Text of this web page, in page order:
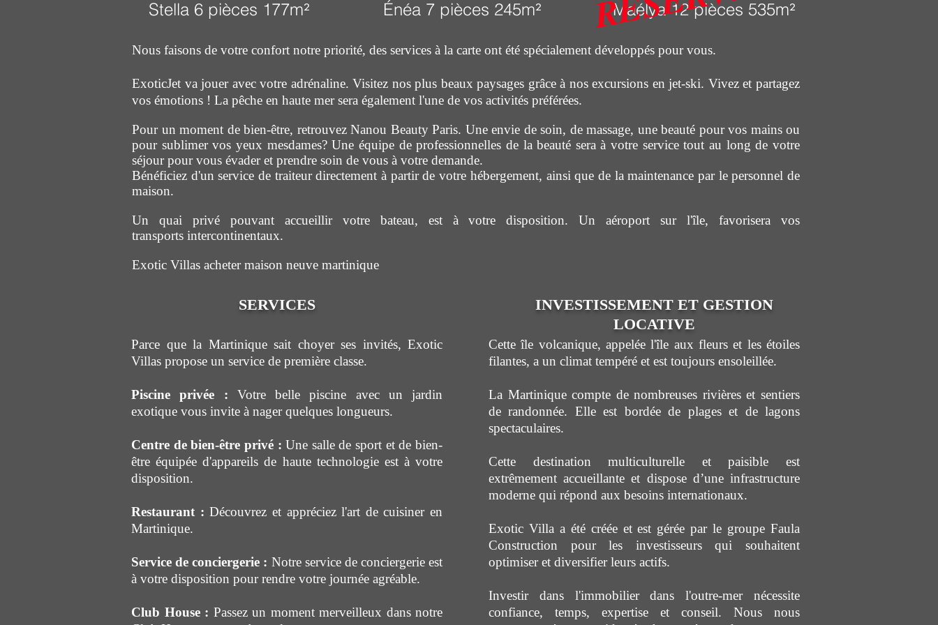
Stella 6 pièces 177m² Énéa 7 pièces 245m² Maélya 12 pièces 535m²
Nous faisons de votre confort notre priorité, des services à la carte ont été spécialement développés pour vous.
ExoticJet va jouer avec votre adrénaline. Visitez nos plus beaux paysages grâce à nos excursions en jet-ski. Vivez et partagez
vos émotions ! La pêche en haute mer sera également l'une de vos activités préférées.
Pour un moment de bien-être, retrouvez Nanou Beauty Paris. Une envie de soin, de massage, une beauté pour vos mains ou
pour sublimer vos yeux mesdames? Une équipe de professionnelles de la beauté sera à votre service tout au long de votre
séjour pour vous évader et prendre soin de vous à votre demande.
Bénéficiez d'un service de traiteur directement à partir de votre hébergement, ainsi que de la maintenance par le personnel de
maison.
Un quai privé pouvant accueillir votre bateau, est à votre disposition. Un aéroport sur l'île, favorisera vos
transports intercontinentaux.
Exotic Villas acheter maison neuve martinique
SERVICES
Parce que la Martinique sait choyer ses invités, Exotic
Villas propose un service de première classe.
Piscine privée : Votre belle piscine avec un jardin
exotique vous invite à nager quelques longueurs.
Centre de bien-être privé : Une salle de sport et de bien-
être équipée d'appareils de haute technologie est à votre
disposition.
Restaurant : Découvrez et appréciez l'art de cuisiner en
Martinique.
Service de conciergerie : Notre service de conciergerie est
à votre disposition pour rendre votre journée agréable.
Club House : Passez un moment merveilleux dans notre
Cette île volcanique, appelée l'île aux fleurs et les étoiles
filantes, a un climat tempéré et est toujours ensoleillée.
La Martinique compte de nombreuses rivières et sentiers
de randonnée. Elle est bordée de plages et de lagons
spectaculaires.
Cette destination multiculturelle et paisible est
extrêmement accueillante et dispose d’une infrastructure
moderne qui répond aux besoins internationaux.
Exotic Villa a été créée et est gérée par le groupe Faula
Construction pour les investisseurs qui souhaitent
optimiser et diversifier leurs actifs.
Investir dans l'immobilier dans l'outre-mer nécessite
confiance, temps, expertise et conseil. Nous nous
INVESTISSEMENT ET GESTION
LOCATIVE